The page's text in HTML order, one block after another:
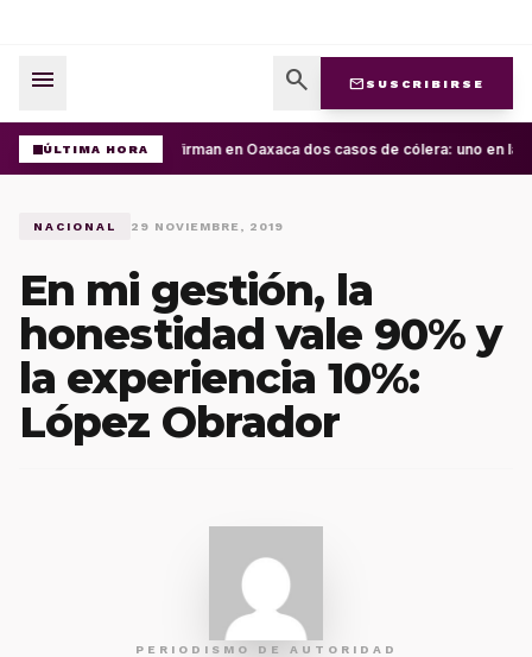
menu search mail SUSCRIBIRSE
ÚLTIMA HORAConfirman en Oaxaca dos casos de cólera: uno en la
NACIONAL 29 NOVIEMBRE, 2019
En mi gestión, la
honestidad vale 90% y
la experiencia 10%:
López Obrador
PERIODISMO DE AUTORIDAD